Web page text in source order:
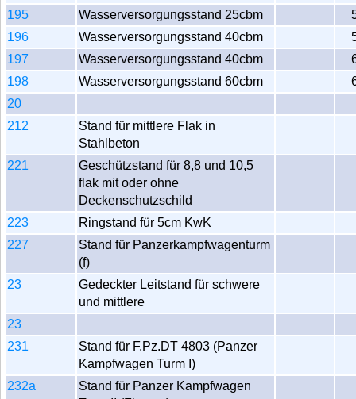
195
Wasserversorgungsstand 25cbm
196
Wasserversorgungsstand 40cbm
197
Wasserversorgungsstand 40cbm
198
Wasserversorgungsstand 60cbm
20
212
Stand für mittlere Flak in
Stahlbeton
221
Geschützstand für 8,8 und 10,5
flak mit oder ohne
Deckenschutzschild
223
Ringstand für 5cm KwK
227
Stand für Panzerkampfwagenturm
(f)
23
Gedeckter Leitstand für schwere
und mittlere
23
231
Stand für F.Pz.DT 4803 (Panzer
Kampfwagen Turm I)
232a
Stand für Panzer Kampfwagen